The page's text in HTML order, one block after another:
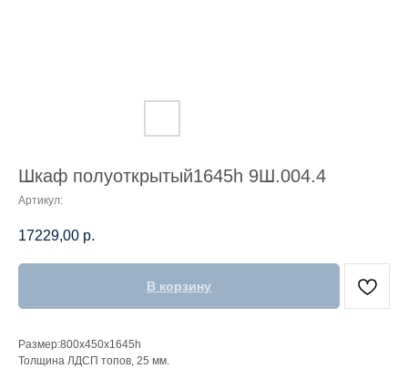
Шкаф полуоткрытый1645h 9Ш.004.4
Артикул:
17229,00 р.
В корзину
Размер:800х450х1645h
Толщина ЛДСП топов, 25 мм.